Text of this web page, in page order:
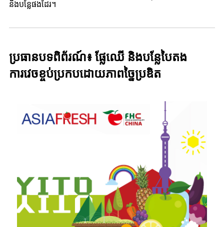
និងបន្លែផងដែរ។
ប្រធានបទពិព័រណ៍៖ ផ្លែឈើ និងបន្លែបៃតង
ការវេចខ្ចប់ប្រកបដោយភាពច្នៃប្រឌិត